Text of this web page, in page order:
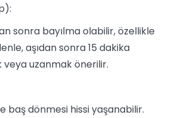
sonra bayılma olabilir, özellikle
aşıdan sonra 15 dakika
uzanmak önerilir.
baş dönmesi hissi yaşanabilir.